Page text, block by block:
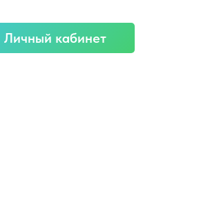
Войти Регистрация
Личный кабинет